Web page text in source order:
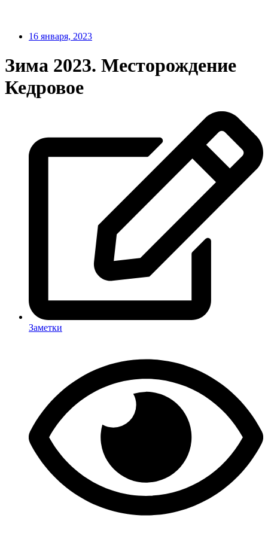
16 января, 2023
Зима 2023. Месторождение
Кедровое
Заметки